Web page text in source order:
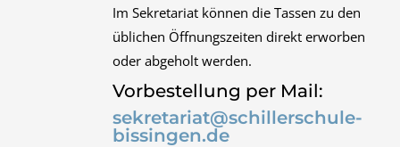
Im Sekretariat können die Tassen zu den
üblichen Öffnungszeiten direkt erworben
oder abgeholt werden.
Vorbestellung per Mail:
sekretariat@schillerschule-
bissingen.de